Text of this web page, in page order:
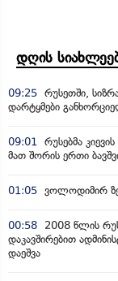
დღის
09:25 რუსეთში,
დარტყმები
09:01 რუსებმა
მათ შორის ერთი
01:05 ვოლოდიმირ
00:58
2008 წლის
დაკავშირებით
დაეშვა